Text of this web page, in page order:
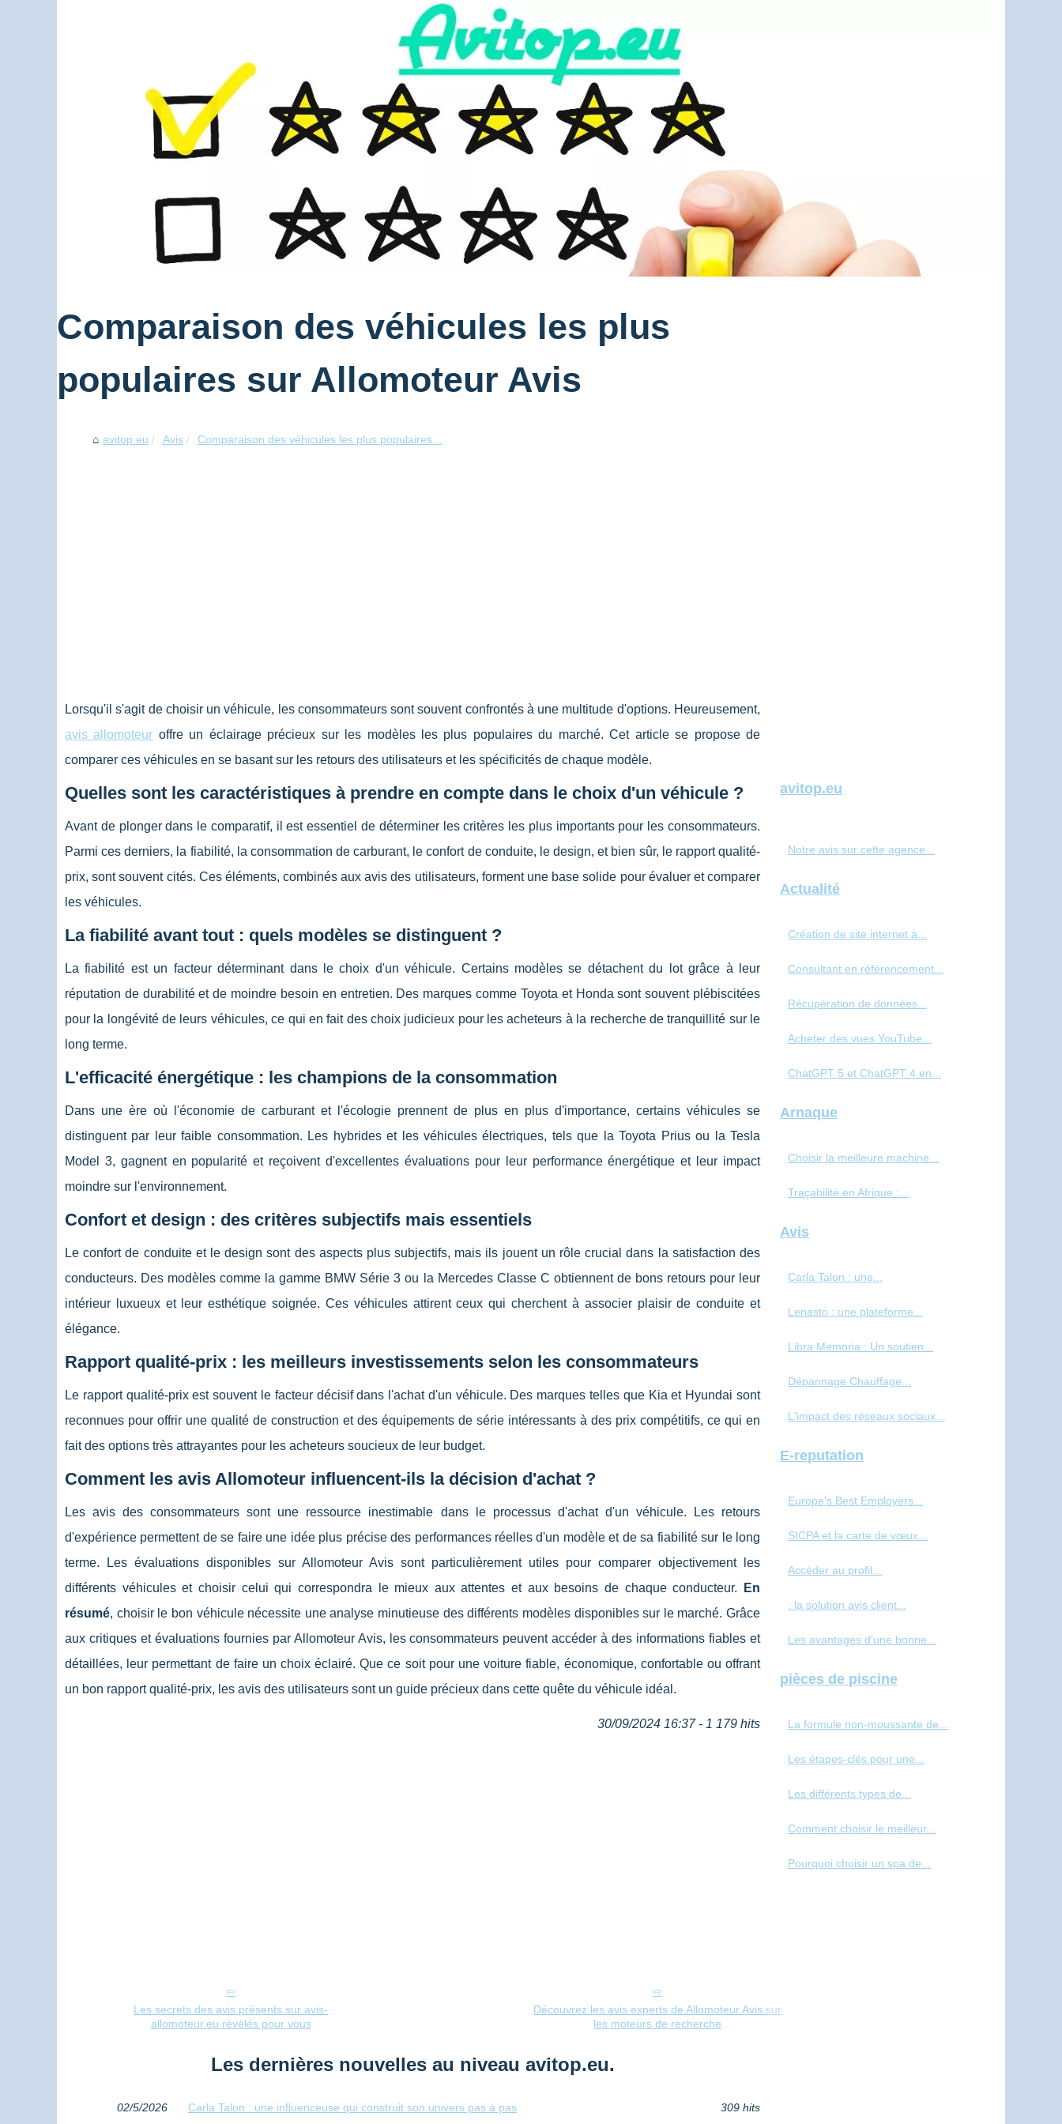
Comparaison des véhicules les plus
populaires sur Allomoteur Avis
avitop.eu Avis Comparaison des véhicules les plus populaires...
Lorsqu'il s'agit de choisir un véhicule, les consommateurs sont souvent confrontés à une multitude d'options. Heureusement,
avis allomoteur offre un éclairage précieux sur les modèles les plus populaires du marché. Cet article se propose de
comparer ces véhicules en se basant sur les retours des utilisateurs et les spécificités de chaque modèle.
Quelles sont les caractéristiques à prendre en compte dans le choix d'un véhicule ?
Avant de plonger dans le comparatif, il est essentiel de déterminer les critères les plus importants pour les consommateurs.
Parmi ces derniers, la fiabilité, la consommation de carburant, le confort de conduite, le design, et bien sûr, le rapport qualité-
prix, sont souvent cités. Ces éléments, combinés aux avis des utilisateurs, forment une base solide pour évaluer et comparer
les véhicules.
La fiabilité avant tout : quels modèles se distinguent ?
La fiabilité est un facteur déterminant dans le choix d'un véhicule. Certains modèles se détachent du lot grâce à leur
réputation de durabilité et de moindre besoin en entretien. Des marques comme Toyota et Honda sont souvent plébiscitées
pour la longévité de leurs véhicules, ce qui en fait des choix judicieux pour les acheteurs à la recherche de tranquillité sur le
long terme.
L'efficacité énergétique : les champions de la consommation
Dans une ère où l'économie de carburant et l'écologie prennent de plus en plus d'importance, certains véhicules se
distinguent par leur faible consommation. Les hybrides et les véhicules électriques, tels que la Toyota Prius ou la Tesla
Model 3, gagnent en popularité et reçoivent d'excellentes évaluations pour leur performance énergétique et leur impact
moindre sur l'environnement.
Confort et design : des critères subjectifs mais essentiels
Le confort de conduite et le design sont des aspects plus subjectifs, mais ils jouent un rôle crucial dans la satisfaction des
conducteurs. Des modèles comme la gamme BMW Série 3 ou la Mercedes Classe C obtiennent de bons retours pour leur
intérieur luxueux et leur esthétique soignée. Ces véhicules attirent ceux qui cherchent à associer plaisir de conduite et
élégance.
Rapport qualité-prix : les meilleurs investissements selon les consommateurs
Le rapport qualité-prix est souvent le facteur décisif dans l'achat d'un véhicule. Des marques telles que Kia et Hyundai sont
reconnues pour offrir une qualité de construction et des équipements de série intéressants à des prix compétitifs, ce qui en
fait des options très attrayantes pour les acheteurs soucieux de leur budget.
Comment les avis Allomoteur influencent-ils la décision d'achat ?
Les avis des consommateurs sont une ressource inestimable dans le processus d'achat d'un véhicule. Les retours
d'expérience permettent de se faire une idée plus précise des performances réelles d'un modèle et de sa fiabilité sur le long
terme. Les évaluations disponibles sur Allomoteur Avis sont particulièrement utiles pour comparer objectivement les
différents véhicules et choisir celui qui correspondra le mieux aux attentes et aux besoins de chaque conducteur.
En
résumé, choisir le bon véhicule nécessite une analyse minutieuse des différents modèles disponibles sur le marché. Grâce
aux critiques et évaluations fournies par Allomoteur Avis, les consommateurs peuvent accéder à des informations fiables et
détaillées, leur permettant de faire un choix éclairé. Que ce soit pour une voiture fiable, économique, confortable ou offrant
un bon rapport qualité-prix, les avis des utilisateurs sont un guide précieux dans cette quête du véhicule idéal.
30/09/2024 16:37 - 1 179 hits
Les secrets des avis présents sur avis-
allomoteur.eu révélés pour vous
Découvrez les avis experts de Allomoteur Avis sur
les moteurs de recherche
Les dernières nouvelles au niveau avitop.eu.
02/5/2026 Carla Talon : une influenceuse qui construit son univers pas à pas 309 hits
avitop.eu
Notre avis sur cette agence...
Actualité
Création de site internet à...
Consultant en référencement...
Récupération de données...
Acheter des vues YouTube...
ChatGPT 5 et ChatGPT 4 en...
Arnaque
Choisir la meilleure machine...
Traçabilité en Afrique :...
Avis
Carla Talon : une...
Lenasto : une plateforme...
Libra Memoria : Un soutien...
Dépannage Chauffage...
L'impact des réseaux sociaux...
E-reputation
Europe’s Best Employers...
SICPA et la carte de vœux...
Accéder au profil...
: la solution avis client...
Les avantages d'une bonne...
pièces de piscine
La formule non-moussante de...
Les étapes-clés pour une...
Les différents types de...
Comment choisir le meilleur...
Pourquoi choisir un spa de...